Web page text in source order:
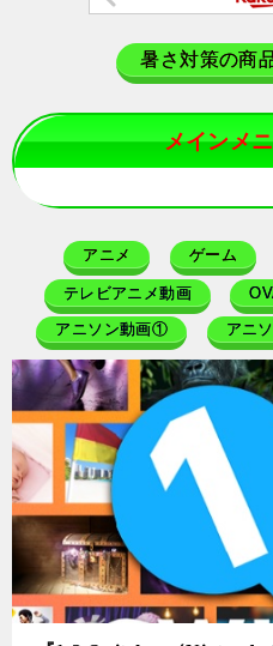
暑さ対策の商
メインメ
アニメ ゲーム
テレビアニメ動画
アニソン動画① アニ